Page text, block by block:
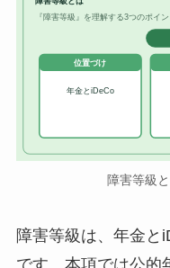
『障害等級』を理解する3つのポイン
位置づけ
年金とiDeCo
障害等級
障害等級は、年金と
です。本項では公的